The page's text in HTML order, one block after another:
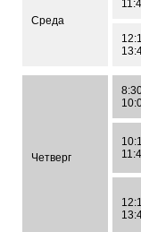
Среда
Четверг